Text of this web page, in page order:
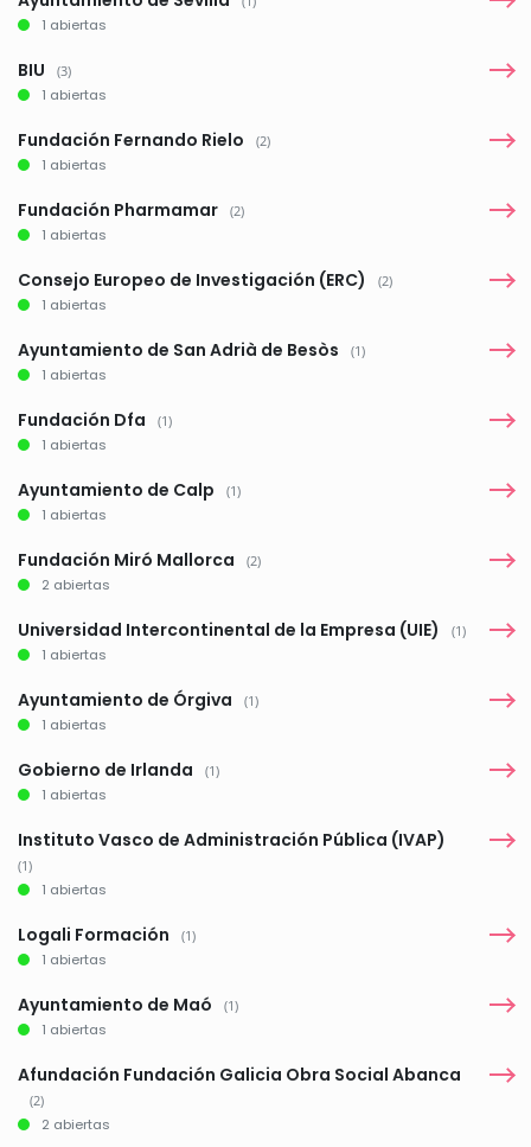
1 abiertas
BIU (3)
1 abiertas
Fundación Fernando Rielo (2)
1 abiertas
Fundación Pharmamar (2)
1 abiertas
Consejo Europeo de Investigación (ERC) (2)
1 abiertas
Ayuntamiento de San Adrià de Besòs (1)
1 abiertas
Fundación Dfa (1)
1 abiertas
Ayuntamiento de Calp (1)
1 abiertas
Fundación Miró Mallorca (2)
2 abiertas
Universidad Intercontinental de la Empresa (UIE) (1)
1 abiertas
Ayuntamiento de Órgiva (1)
1 abiertas
Gobierno de Irlanda (1)
1 abiertas
Instituto Vasco de Administración Pública (IVAP)
(1)
1 abiertas
Logali Formación (1)
1 abiertas
Ayuntamiento de Maó (1)
1 abiertas
Afundación Fundación Galicia Obra Social Abanca
(2)
2 abiertas